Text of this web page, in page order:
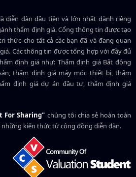
là diễn đàn đầu tiên và lớn nhất dành riêng
thẩm định giá. Cổng thông tin được tạo
thức cho tất cả các bạn đã và đang quan
Các thông tin được tổng hợp với đầy đủ
định giá như: Thẩm định giá Bất động
thẩm định giá máy móc thiết bị, thẩm
định giá dự án đầu tư, thẩm định giá
For Sharing" chúng tôi chia sẻ hoàn toàn
kiến thức từ cộng đồng diễn đàn.